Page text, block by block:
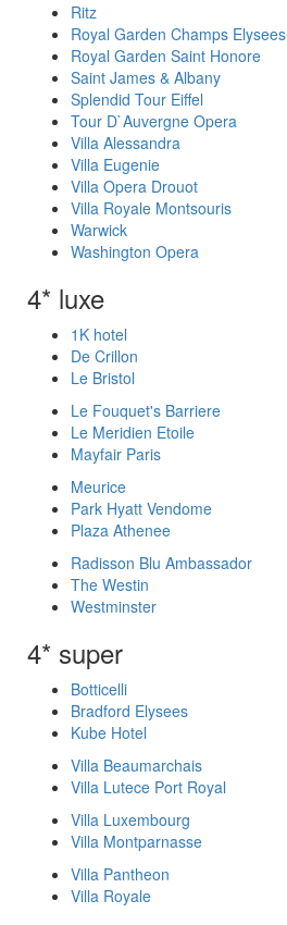
Ritz
Royal Garden Champs Elysees
Royal Garden Saint Honore
Saint James & Albany
Splendid Tour Eiffel
Tour D`Auvergne Opera
Villa Alessandra
Villa Eugenie
Villa Opera Drouot
Villa Royale Montsouris
Warwick
Washington Opera
4* luxe
1K hotel
De Crillon
Le Bristol
Le Fouquet's Barriere
Le Meridien Etoile
Mayfair Paris
Meurice
Park Hyatt Vendome
Plaza Athenee
Radisson Blu Ambassador
The Westin
Westminster
4* super
Botticelli
Bradford Elysees
Kube Hotel
Villa Beaumarchais
Villa Lutece Port Royal
Villa Luxembourg
Villa Montparnasse
Villa Pantheon
Villa Royale